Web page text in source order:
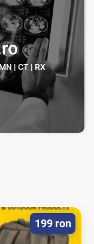
| CT | RX
199 ron